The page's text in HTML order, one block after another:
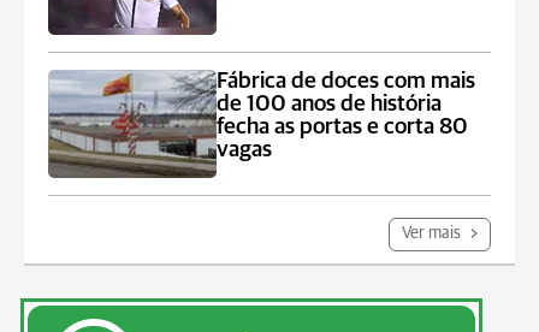
Fábrica de doces com mais
de 100 anos de história
fecha as portas e corta 80
vagas
Ver mais